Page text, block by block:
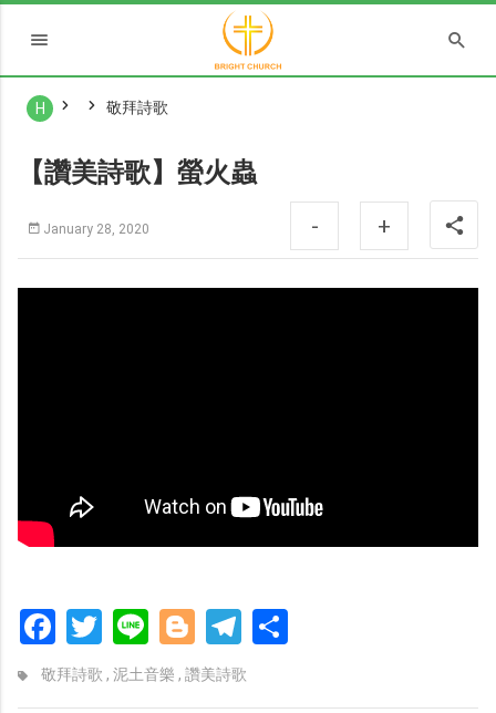
H 敬拜詩歌
【讚美詩歌】螢火蟲
January 28, 2020 - +
FacebookTwitter Line Blogger Telegram
敬拜詩歌 , 泥土音樂 , 讚美詩歌